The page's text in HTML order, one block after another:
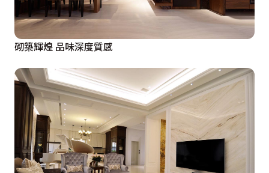
砌築輝煌 品味深度質感